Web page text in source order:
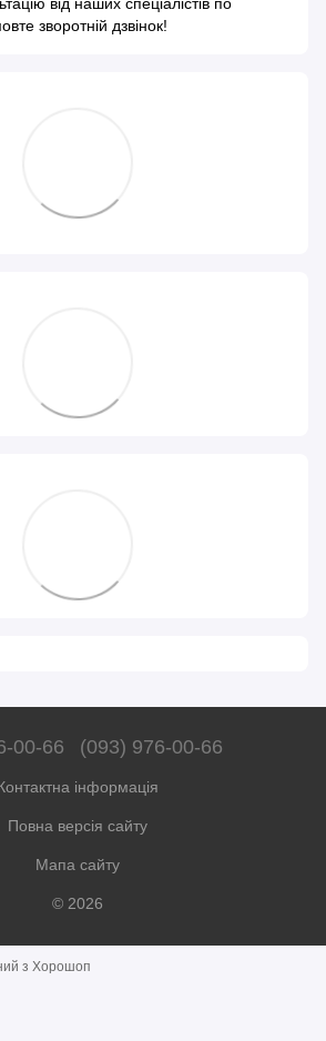
зворотній дзвінок!
00-66 (093) 976-00-66
інформація
Повна версія сайту
Мапа сайту
© 2026
з Хорошоп